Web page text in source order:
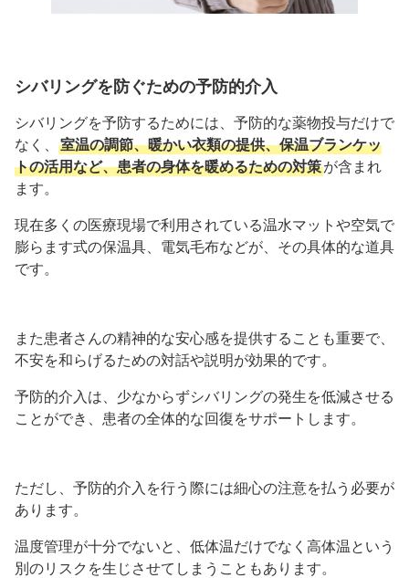
シバリングを防ぐための予防的介入
シバリングを予防するためには、予防的な薬物投与だけで
なく、 室温の調節、暖かい衣類の提供、保温ブランケッ
トの活用など、患者の身体を暖めるための対策が含まれ
ます。
現在多くの医療現場で利用されている温水マットや空気で
膨らます式の保温具、電気毛布などが、その具体的な道具
です。
また患者さんの精神的な安心感を提供することも重要で、
不安を和らげるための対話や説明が効果的です。
予防的介入は、少なからずシバリングの発生を低減させる
ことができ、患者の全体的な回復をサポートします。
ただし、予防的介入を行う際には細心の注意を払う必要が
あります。
温度管理が十分でないと、低体温だけでなく高体温という
別のリスクを生じさせてしまうこともあります。